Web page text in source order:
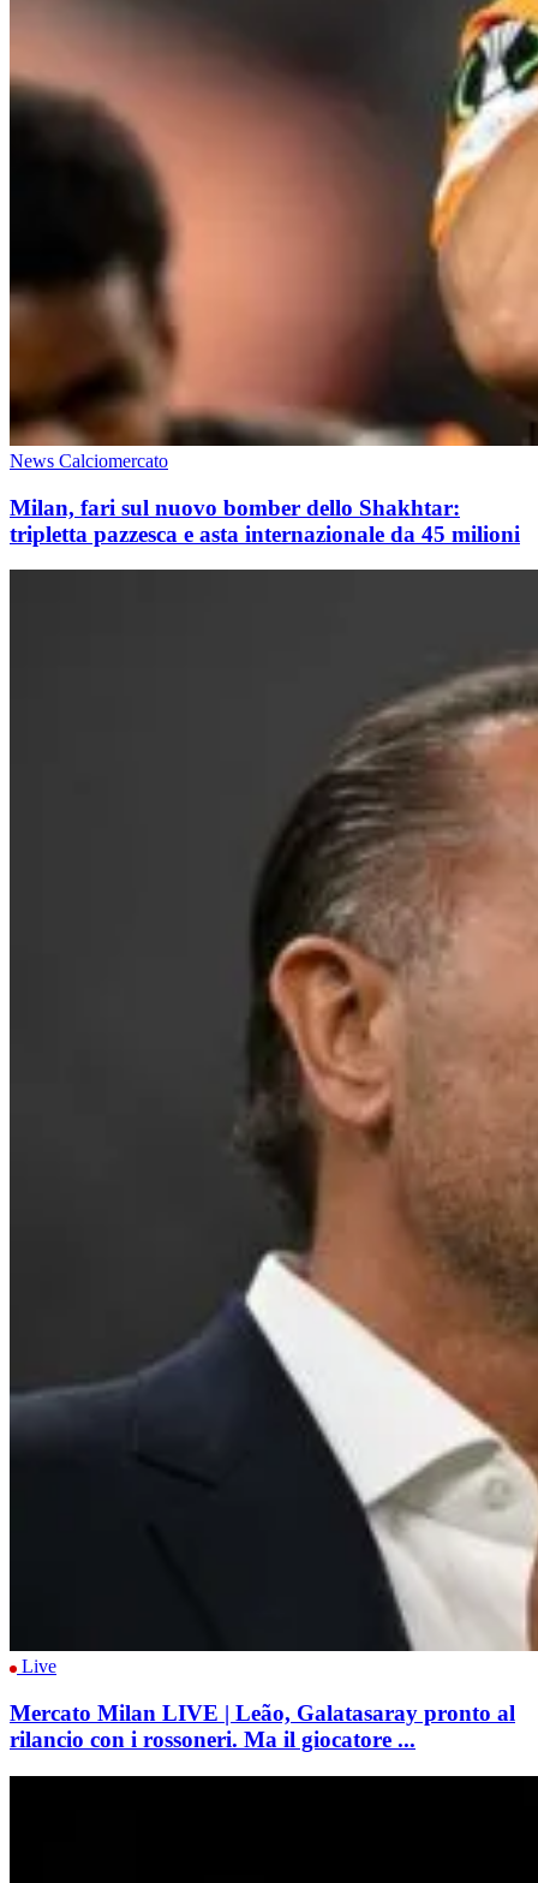
News Calciomercato
Milan, fari sul nuovo bomber dello Shakhtar:
tripletta pazzesca e asta internazionale da 45 milioni
Live
Mercato Milan LIVE | Leão, Galatasaray pronto al
rilancio con i rossoneri. Ma il giocatore ...